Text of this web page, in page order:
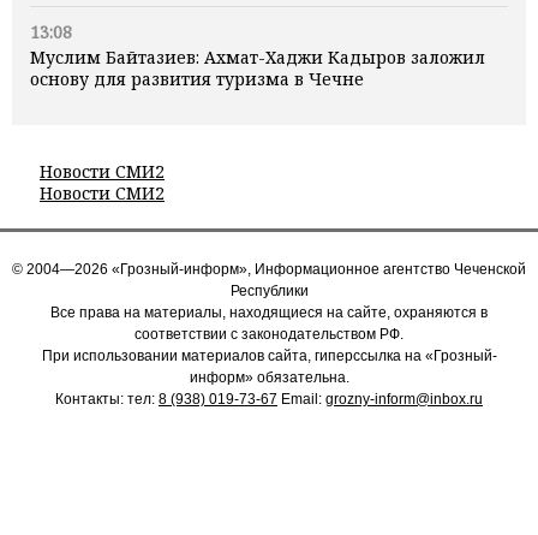
13:08
Муслим Байтазиев: Ахмат-Хаджи Кадыров заложил
основу для развития туризма в Чечне
Новости СМИ2
Новости СМИ2
© 2004—2026 «Грозный-информ», Информационное агентство Чеченской
Республики
Все права на материалы, находящиеся на сайте, охраняются в
соответствии с законодательством РФ.
При использовании материалов сайта, гиперссылка на «Грозный-
информ» обязательна.
Контакты: тел: 8 (938) 019-73-67 Email: grozny-inform@inbox.ru